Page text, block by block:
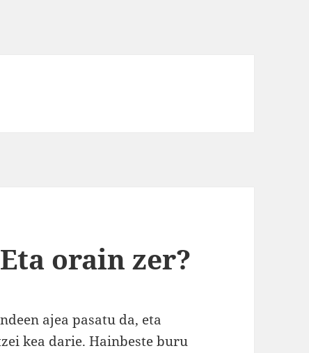
orain zer?
ajea pasatu da, eta
kea darie. Hainbeste buru